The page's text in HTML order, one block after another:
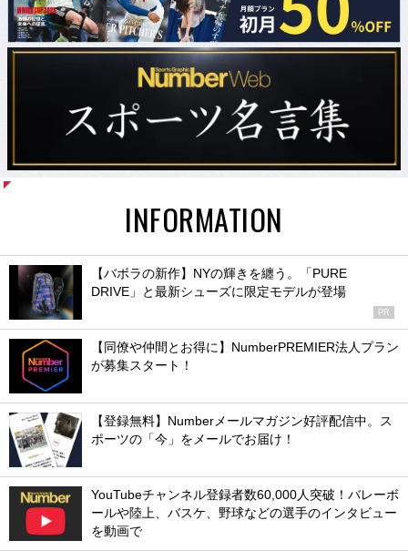
INFORMATION
【バボラの新作】NYの輝きを纏う。「PURE
DRIVE」と最新シューズに限定モデルが登場
PR
【同僚や仲間とお得に】NumberPREMIER法人プラン
が募集スタート！
【登録無料】Numberメールマガジン好評配信中。ス
ポーツの「今」をメールでお届け！
YouTubeチャンネル登録者数60,000人突破！バレーボ
ールや陸上、バスケ、野球などの選手のインタビュー
を動画で